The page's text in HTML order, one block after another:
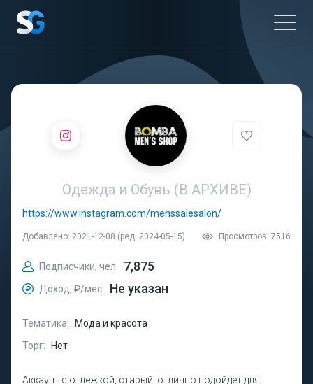
Одежда и Обувь (В АРХИВЕ)
https://www.instagram.com/menssalesalon/
Добавлено: 2021-12-08 (ред. 2024-05-15) Просмотров: 7516
Подписчики, чел. 7,875
Доход, ₽/мес. Не указан
Тематика:
Мода и красота
Торг:
Нет
Аккаунт с отлежкой, старый, отлично подойдет для